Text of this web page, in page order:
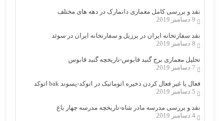
نقد و بررسی کامل معماری دانمارک در دهه های مختلف
9 دسامبر 2019
نقد سفارتخانه ایران در برزیل و سفارتخانه ایران در سوئد
8 دسامبر 2019
تحلیل معماری برج گنبد قابوس-تاریخچه گنبد قابوس
7 دسامبر 2019
فعال یا غیر فعال کردن ذخیره اتوماتیک در اتوکد-پسوند bak اتوکد
5 دسامبر 2019
نقد و بررسی مدرسه مادر شاه-تاریخچه مدرسه چهار باغ
4 دسامبر 2019